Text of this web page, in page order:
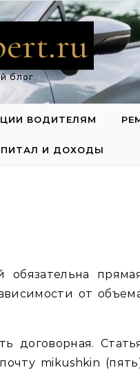
блог
ВОДИТЕЛЯМ
И ДОХОДЫ
от
договорная.
mikushkin